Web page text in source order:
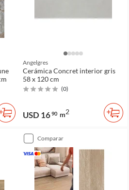
Angelgres
Cerámica Concret interior gris
58 x 120 cm
(0)
USD 1690 m2
comparar